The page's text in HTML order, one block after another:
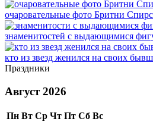
очаровательные фото Бритни Спирс
знаменитостей с выдающимися
кто из звезд женился на своих
Праздники
Август 2026
Пн Вт Ср Чт Пт Сб Вс